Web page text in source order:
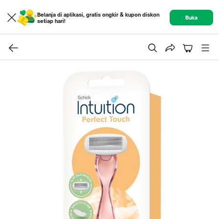
Belanja di aplikasi, gratis ongkir & kupon diskon
setiap hari!
Buka